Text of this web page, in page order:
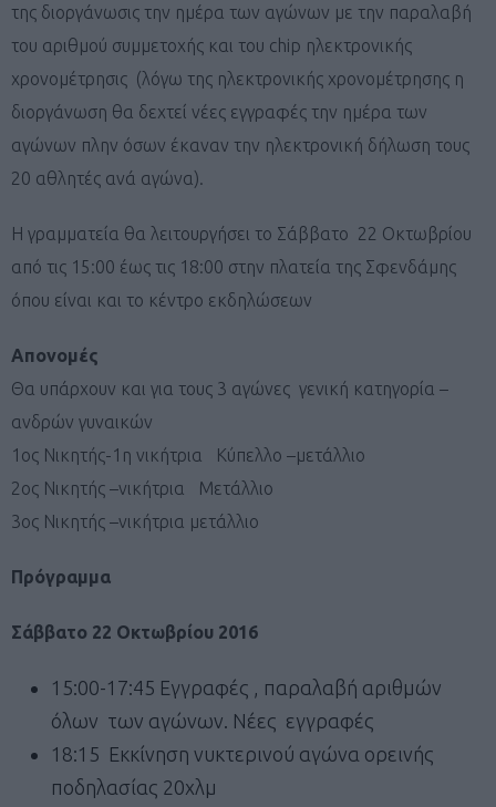
της διοργάνωσις την ημέρα των αγώνων με την παραλαβή
του αριθμού συμμετοχής και του chip ηλεκτρονικής
χρονομέτρησις (λόγω της ηλεκτρονικής χρονομέτρησης η
διοργάνωση θα δεχτεί νέες εγγραφές την ημέρα των
αγώνων πλην όσων έκαναν την ηλεκτρονική δήλωση τους
20 αθλητές ανά αγώνα).
Η γραμματεία θα λειτουργήσει το Σάββατο 22 Οκτωβρίου
από τις 15:00 έως τις 18:00 στην πλατεία της Σφενδάμης
όπου είναι και το κέντρο εκδηλώσεων
Απονομές
Θα υπάρχουν και για τους 3 αγώνες γενική κατηγορία –
ανδρών γυναικών
1ος Νικητής-1η νικήτρια Κύπελλο –μετάλλιο
2ος Νικητής –νικήτρια Μετάλλιο
3ος Νικητής –νικήτρια μετάλλιο
Πρόγραμμα
Σάββατο 22 Οκτωβρίου 2016
15:00-17:45 Εγγραφές , παραλαβή αριθμών
όλων των αγώνων. Νέες εγγραφές
18:15 Εκκίνηση νυκτερινού αγώνα ορεινής
ποδηλασίας 20χλμ